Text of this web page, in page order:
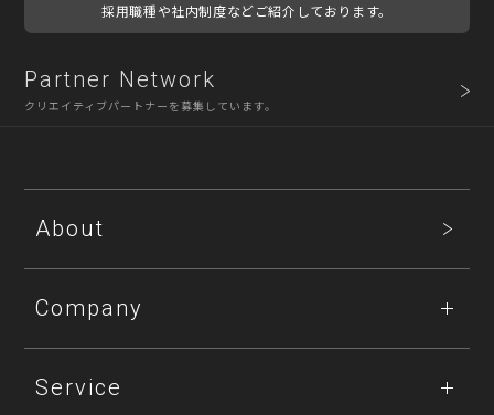
採用職種や社内制度などご紹介しております。
Partner Network
クリエイティブパートナーを募集しています。
About
Company
Service